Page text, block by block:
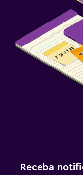
Receba